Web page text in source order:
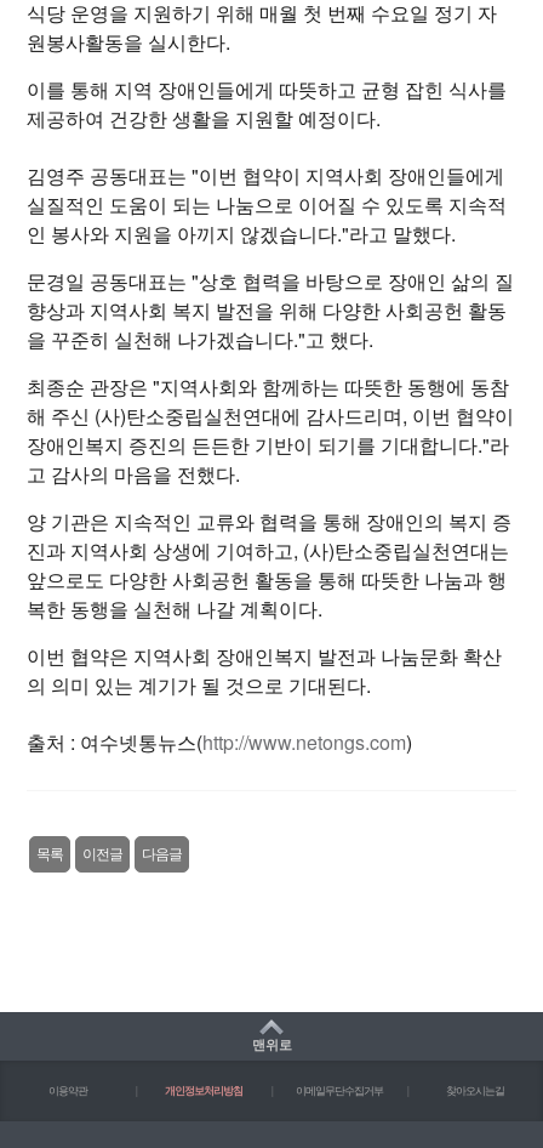
식당 운영을 지원하기 위해 매월 첫 번째 수요일 정기 자
원봉사활동을 실시한다.
이를 통해 지역 장애인들에게 따뜻하고 균형 잡힌 식사를
제공하여 건강한 생활을 지원할 예정이다.
김영주 공동대표는 "이번 협약이 지역사회 장애인들에게
실질적인 도움이 되는 나눔으로 이어질 수 있도록 지속적
인 봉사와 지원을 아끼지 않겠습니다."라고 말했다.
문경일 공동대표는 "상호 협력을 바탕으로 장애인 삶의 질
향상과 지역사회 복지 발전을 위해 다양한 사회공헌 활동
을 꾸준히 실천해 나가겠습니다."고 했다.
최종순 관장은 "지역사회와 함께하는 따뜻한 동행에 동참
해 주신 (사)탄소중립실천연대에 감사드리며, 이번 협약이
장애인복지 증진의 든든한 기반이 되기를 기대합니다."라
고 감사의 마음을 전했다.
양 기관은 지속적인 교류와 협력을 통해 장애인의 복지 증
진과 지역사회 상생에 기여하고, (사)탄소중립실천연대는
앞으로도 다양한 사회공헌 활동을 통해 따뜻한 나눔과 행
복한 동행을 실천해 나갈 계획이다.
이번 협약은 지역사회 장애인복지 발전과 나눔문화 확산
의 의미 있는 계기가 될 것으로 기대된다.
출처 : 여수넷통뉴스(http://www.netongs.com)
목록 이전글 다음글
맨위로
이용약관 개인정보처리방침 이메일무단수집거부 찾아오시는길